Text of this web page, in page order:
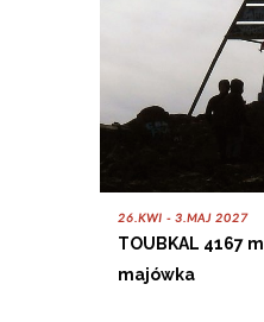
26.KWI - 3.MAJ 2027
TOUBKAL 4167 m
majówka